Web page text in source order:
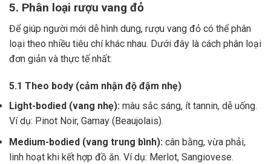
5. Phân loại rượu vang đỏ
Để giúp người mới dễ hình dung, rượu vang đỏ có thể phân
loại theo nhiều tiêu chí khác nhau. Dưới đây là cách phân loại
đơn giản và thực tế nhất:
5.1 Theo body (cảm nhận độ đậm nhẹ)
Light-bodied (vang nhẹ): màu sắc sáng, ít tannin, dễ uống.
Ví dụ: Pinot Noir, Gamay (Beaujolais).
Medium-bodied (vang trung bình): cân bằng, vừa phải,
linh hoạt khi kết hợp đồ ăn. Ví dụ: Merlot, Sangiovese.